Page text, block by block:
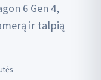
6 Gen 4,
ir talpią